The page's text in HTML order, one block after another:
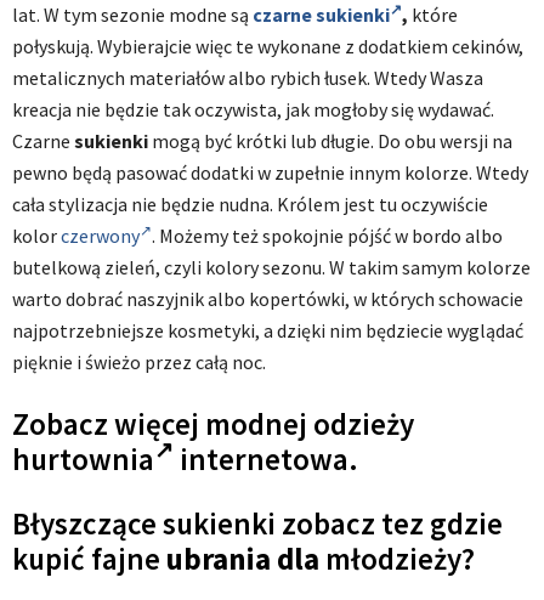
lat. W tym sezonie modne są czarne sukienki , które
połyskują. Wybierajcie więc te wykonane z dodatkiem cekinów,
metalicznych materiałów albo rybich łusek. Wtedy Wasza
kreacja nie będzie tak oczywista, jak mogłoby się wydawać.
Czarne sukienki mogą być krótki lub długie. Do obu wersji na
pewno będą pasować dodatki w zupełnie innym kolorze. Wtedy
cała stylizacja nie będzie nudna. Królem jest tu oczywiście
kolorczerwony . Możemy też spokojnie pójść w bordo albo
butelkową zieleń, czyli kolory sezonu. W takim samym kolorze
warto dobrać naszyjnik albo kopertówki, w których schowacie
najpotrzebniejsze kosmetyki, a dzięki nim będziecie wyglądać
pięknie i świeżo przez całą noc.
Zobacz więcej modnej odzieży
hurtownia
internetowa.
Błyszczące sukienki zobacz tez gdzie
kupić fajne ubrania dla młodzieży?